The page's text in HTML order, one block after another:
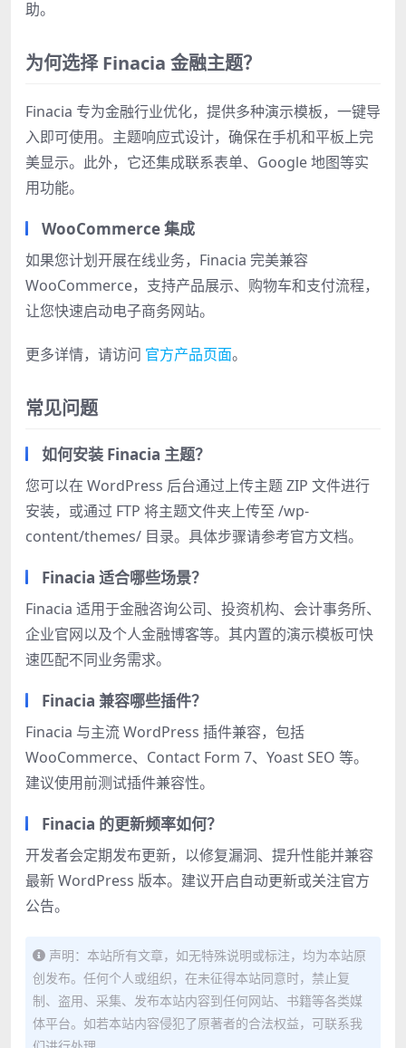
助。
为何选择 Finacia 金融主题？
Finacia 专为金融行业优化，提供多种演示模板，一键导
入即可使用。主题响应式设计，确保在手机和平板上完
美显示。此外，它还集成联系表单、Google 地图等实
用功能。
WooCommerce 集成
如果您计划开展在线业务，Finacia 完美兼容
WooCommerce，支持产品展示、购物车和支付流程，
让您快速启动电子商务网站。
更多详情，请访问 官方产品页面。
常见问题
如何安装 Finacia 主题？
您可以在 WordPress 后台通过上传主题 ZIP 文件进行
安装，或通过 FTP 将主题文件夹上传至 /wp-
content/themes/ 目录。具体步骤请参考官方文档。
Finacia 适合哪些场景？
Finacia 适用于金融咨询公司、投资机构、会计事务所、
企业官网以及个人金融博客等。其内置的演示模板可快
速匹配不同业务需求。
Finacia 兼容哪些插件？
Finacia 与主流 WordPress 插件兼容，包括
WooCommerce、Contact Form 7、Yoast SEO 等。
建议使用前测试插件兼容性。
Finacia 的更新频率如何？
开发者会定期发布更新，以修复漏洞、提升性能并兼容
最新 WordPress 版本。建议开启自动更新或关注官方
公告。
声明：本站所有文章，如无特殊说明或标注，均为本站原
创发布。任何个人或组织，在未征得本站同意时，禁止复
制、盗用、采集、发布本站内容到任何网站、书籍等各类媒
体平台。如若本站内容侵犯了原著者的合法权益，可联系我